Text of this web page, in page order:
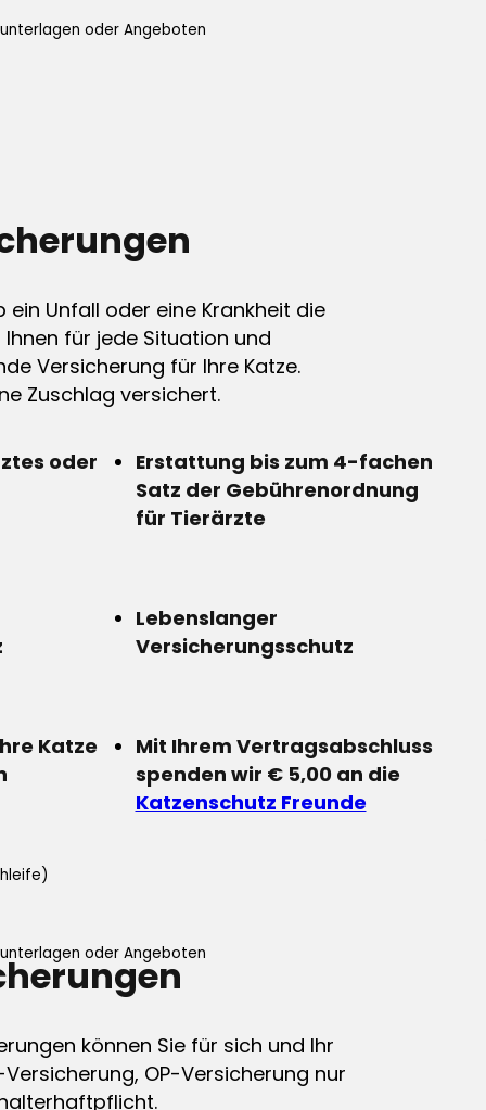
oder Angeboten
Unfall oder eine Krankheit die
für jede Situation und
Versicherung für Ihre Katze.
Zuschlag versichert.
oder
Erstattung bis zum 4-fachen
Satz der Gebührenordnung
für Tierärzte
Lebenslanger
Versicherungsschutz
Katze
Mit Ihrem Vertragsabschluss
spenden wir € 5,00 an die
Katzenschutz Freunde
oder Angeboten
können Sie für sich und Ihr
OP-Versicherung nur